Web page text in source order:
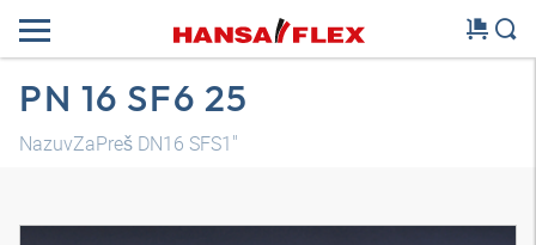
PN 16 SF6 25
NazuvZaPreš DN16 SFS1"